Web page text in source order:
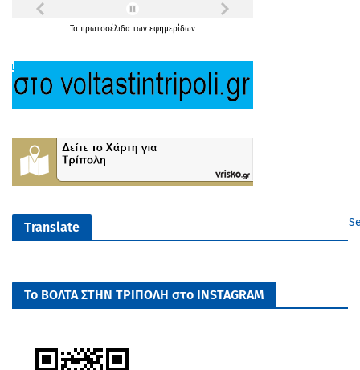
Τα πρωτοσέλιδα των εφημερίδων
Translate
Το ΒΟΛΤΑ ΣΤΗΝ ΤΡΙΠΟΛΗ στο INSTAGRAM